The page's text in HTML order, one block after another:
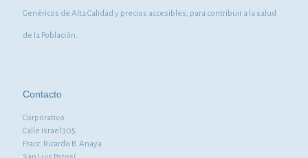
Genéricos de Alta Calidad y precios accesibles, para contribuir a la salud
de la Población.
Contacto
Corporativo:
Calle Israel 305
Fracc. Ricardo B. Anaya.